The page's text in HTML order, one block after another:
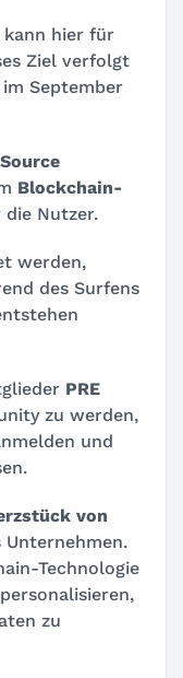
kann hier für
Ziel verfolgt
September
Blockchain-
die Nutzer.
werden,
des Surfens
PRE
zu werden,
und
von
Unternehmen.
Technologie
zu